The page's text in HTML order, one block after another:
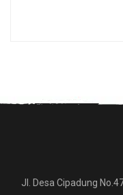
Jl. Desa Cipadung